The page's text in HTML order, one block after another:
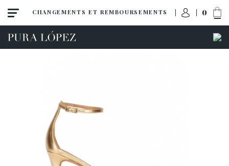
CHANGEMENTS ET REMBOURSEMENTS 0